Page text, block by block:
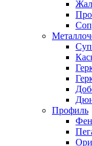
Профиль